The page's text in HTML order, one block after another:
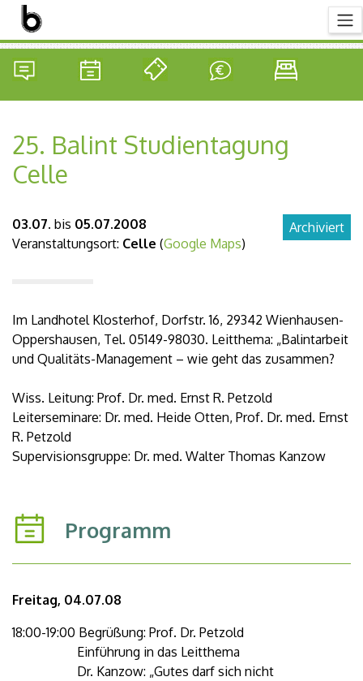
25. Balint Studientagung
Celle
Archiviert
03.07. bis 05.07.2008
Veranstaltungsort: Celle (Google Maps)
Im Landhotel Klosterhof, Dorfstr. 16, 29342 Wienhausen-
Oppershausen, Tel. 05149-98030. Leitthema: „Balintarbeit
und Qualitäts-Management – wie geht das zusammen?
Wiss. Leitung: Prof. Dr. med. Ernst R. Petzold
Leiterseminare: Dr. med. Heide Otten, Prof. Dr. med. Ernst
R. Petzold
Supervisionsgruppe: Dr. med. Walter Thomas Kanzow
Programm
Freitag, 04.07.08
18:00-19:00 Begrüßung: Prof. Dr. Petzold
Einführung in das Leitthema
Dr. Kanzow: „Gutes darf sich nicht